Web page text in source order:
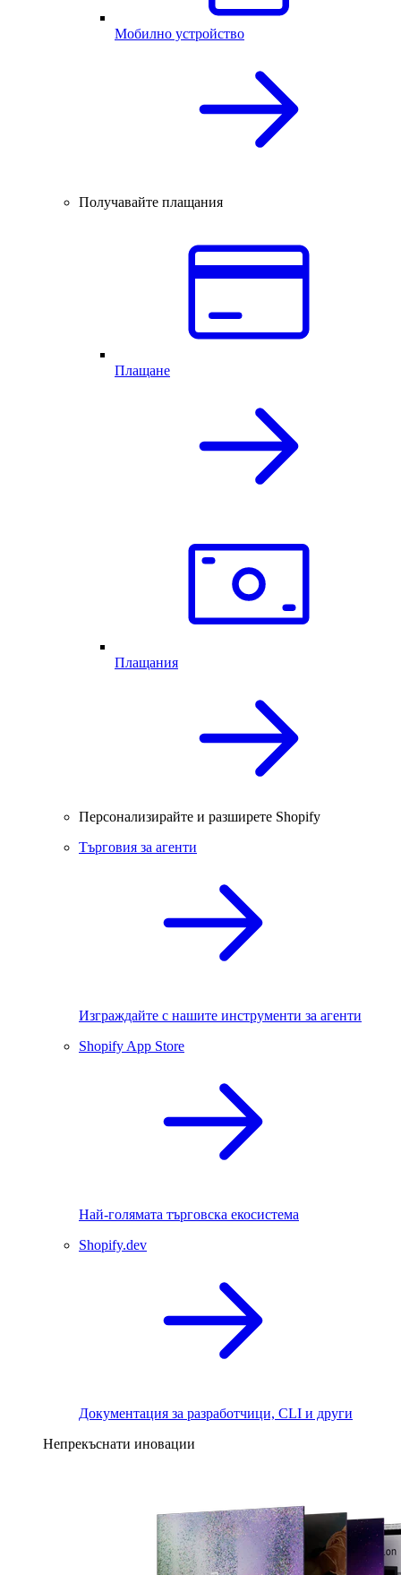
Мобилно устройство
Получавайте плащания
Плащане
Плащания
Персонализирайте и разширете Shopify
Търговия за агенти
Изграждайте с нашите инструменти за агенти
Shopify App Store
Най-голямата търговска екосистема
Shopify.dev
Документация за разработчици, CLI и други
Непрекъснати иновации